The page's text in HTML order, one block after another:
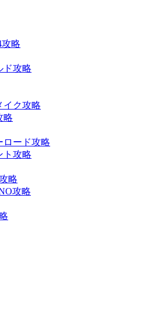
略
ド攻略
イク攻略
略
ロード攻略
ト攻略
略
攻略